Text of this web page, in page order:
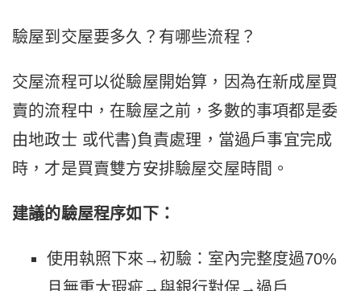
驗屋到交屋要多久？有哪些流程？
交屋流程可以從驗屋開始算，因為在新成屋買
賣的流程中，在驗屋之前，多數的事項都是委
由地政士 或代書)負責處理，當過戶事宜完成
時，才是買賣雙方安排驗屋交屋時間。
建議的驗屋程序如下：
使用執照下來→初驗：室內完整度過70%